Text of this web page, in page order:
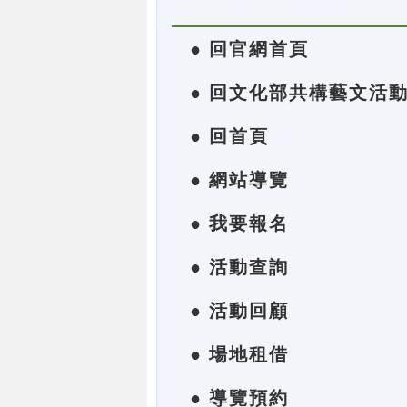
● 回官網首頁
● 回文化部共構藝文活
● 回首頁
● 網站導覽
● 我要報名
● 活動查詢
● 活動回顧
● 場地租借
● 導覽預約